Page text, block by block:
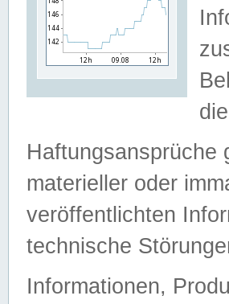
Haftungsansprüche
materieller oder
veröffentlichten
technische
Informationen,